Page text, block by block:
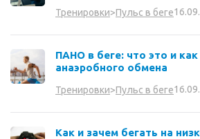
Тренировки>Пульс в беге
ПАНО в беге: что это и
анаэробного обмена
Тренировки>Пульс в беге
Как и зачем бегать на